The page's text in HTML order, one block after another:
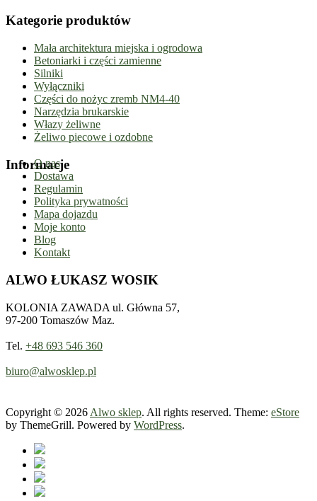
Kategorie produktów
Mała architektura miejska i ogrodowa
Betoniarki i części zamienne
Silniki
Wyłączniki
Części do nożyc zremb NM4-40
Narzędzia brukarskie
Włazy żeliwne
Żeliwo piecowe i ozdobne
Informacje
O nas
Dostawa
Regulamin
Polityka prywatności
Mapa dojazdu
Moje konto
Blog
Kontakt
ALWO ŁUKASZ WOSIK
KOLONIA ZAWADA ul. Główna 57,
97-200 Tomaszów Maz.
Tel. +48 693 546 360
biuro@alwosklep.pl
Copyright © 2026 Alwo sklep. All rights reserved. Theme: eStore
by ThemeGrill. Powered by WordPress.